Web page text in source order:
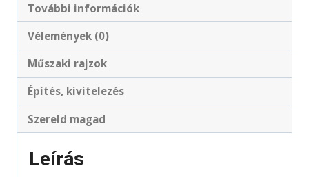
További információk
Vélemények (0)
Műszaki rajzok
Építés, kivitelezés
Szereld magad
Leírás